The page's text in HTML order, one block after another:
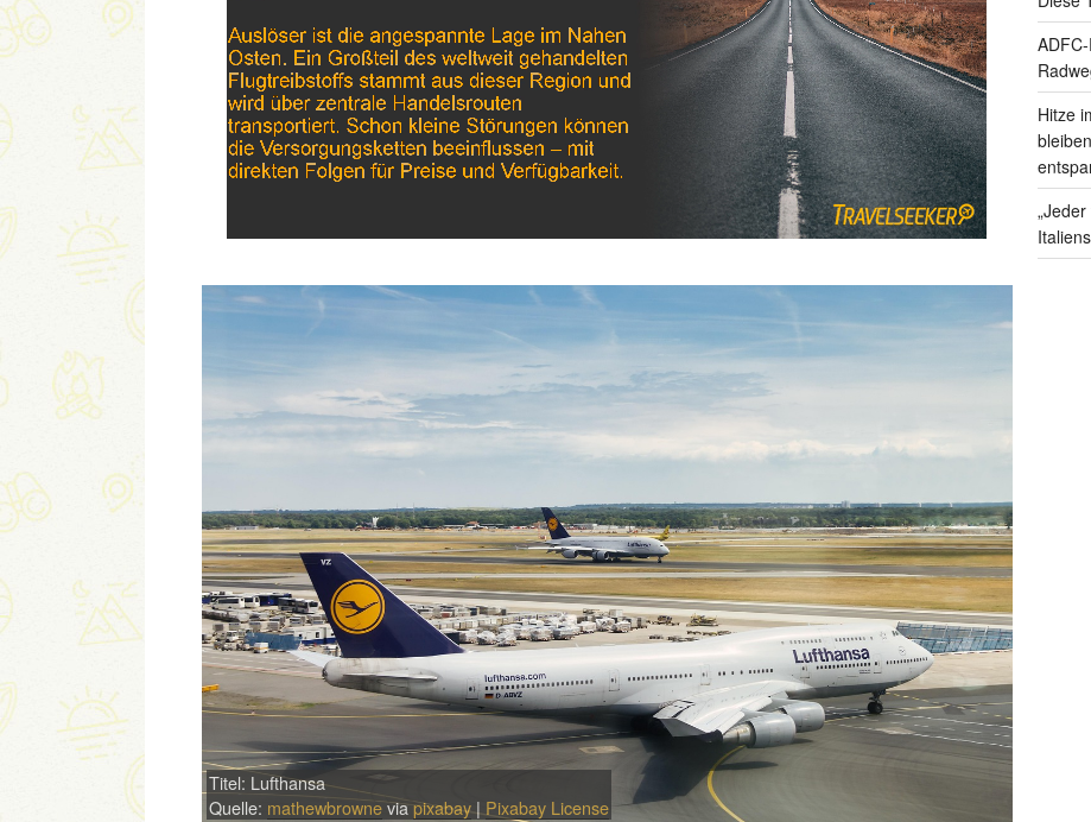
Titel: Lufthansa
Quelle: mathewbrowneviapixabay|Pixabay License
Hitze